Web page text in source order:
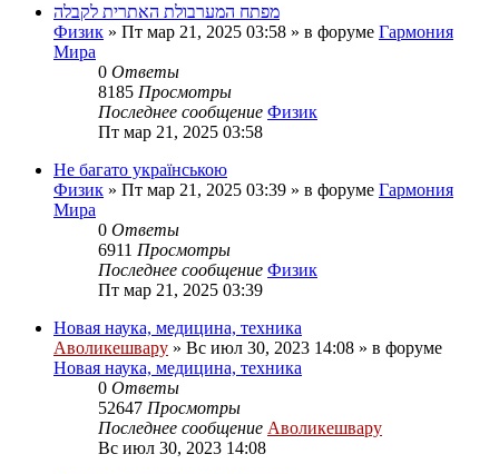
מפתח המערבולת האתרית לקבלה
Физик » Пт мар 21, 2025 03:58 » в форуме Гармония
Мира
0 Ответы
8185 Просмотры
Последнее сообщение Физик
Пт мар 21, 2025 03:58
Не багато українською
Физик » Пт мар 21, 2025 03:39 » в форуме Гармония
Мира
0 Ответы
6911 Просмотры
Последнее сообщение Физик
Пт мар 21, 2025 03:39
Новая наука, медицина, техника
Аволикешвару » Вс июл 30, 2023 14:08 » в форуме
Новая наука, медицина, техника
0 Ответы
52647 Просмотры
Последнее сообщение Аволикешвару
Вс июл 30, 2023 14:08